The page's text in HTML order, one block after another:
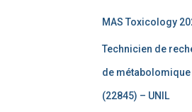
MAS Toxicology
Technicien de
de
(22845) – UNIL